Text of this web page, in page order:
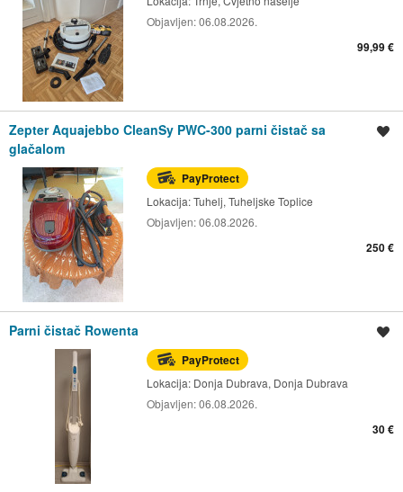
Objavljen:06.08.2026.
99,99 €
Zepter Aquajebbo CleanSy PWC-300 parni čistač sa
glačalom
PayProtect
Lokacija:Tuhelj, Tuheljske Toplice
Objavljen:06.08.2026.
250 €
Parni čistač Rowenta
PayProtect
Lokacija: Donja Dubrava, Donja Dubrava
Objavljen:06.08.2026.
30 €